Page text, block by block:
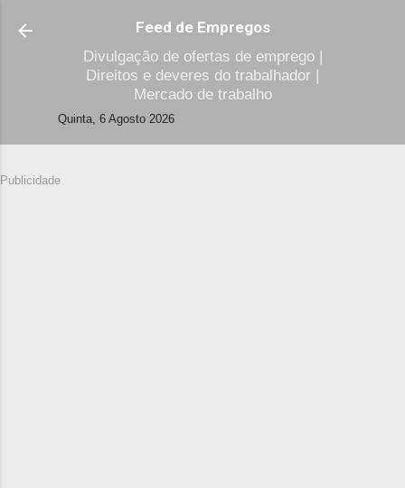
Avançar para o conteúdo principal
Feed de Empregos
Divulgação de ofertas de emprego |
Direitos e deveres do trabalhador |
Mercado de trabalho
Quinta, 6 Agosto 2026
Publicidade